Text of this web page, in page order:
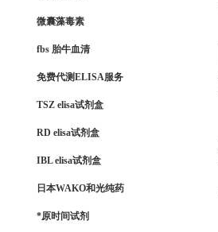
微囊藻毒素
fbs 胎牛血清
免费代测ELISA服务
TSZ elisa试剂盒
RD elisa试剂盒
IBL elisa试剂盒
日本WAKO和光纯药
*原时间试剂